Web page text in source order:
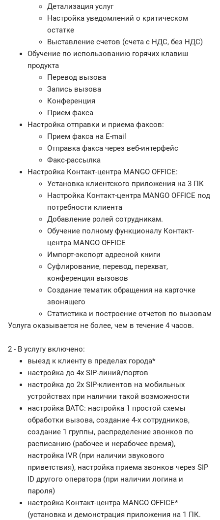
Детализация услуг
Настройка уведомлений о критическом
остатке
Выставление счетов (счета с НДС, без НДС)
Обучение по использованию горячих клавиш
продукта
Перевод вызова
Запись вызова
Конференция
Прием факса
Настройка отправки и приема факсов:
Прием факса на E-mail
Отправка факса через веб-интерфейс
Факс-рассылка
Настройка Контакт-центра MANGO OFFICE:
Установка клиентского приложения на 3 ПК
Настройка Контакт-центра MANGO OFFICE под
потребности клиента
Добавление ролей сотрудникам.
Обучение полному функционалу Контакт-
центра MANGO OFFICE
Импорт-экспорт адресной книги
Суфлирование, перевод, перехват,
конференция вызовов
Создание тематик обращения на карточке
звонящего
Статистика и построение отчетов по вызовам
Услуга оказывается не более, чем в течение 4 часов.
2 - В услугу включено:
выезд к клиенту в пределах города*
настройка до 4х SIP-линий/портов
настройка до 2х SIP-клиентов на мобильных
устройствах при наличии такой возможности
настройка ВАТС: настройка 1 простой схемы
обработки вызова, создание 4-х сотрудников,
создание 1 группы, распределение звонков по
расписанию (рабочее и нерабочее время),
настройка IVR (при наличии звукового
приветствия), настройка приема звонков через SIP
ID другого оператора (при наличии логина и
пароля)
настройка Контакт-центра MANGO OFFICE*
(установка и демонстрация приложения на 1 ПК.